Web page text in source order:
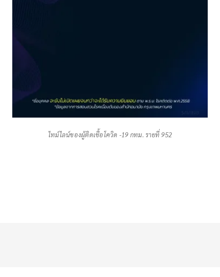
ไทม์ไลน์ของผู้ติดเชื้อโควิด -19 กทม. รายที่ 952